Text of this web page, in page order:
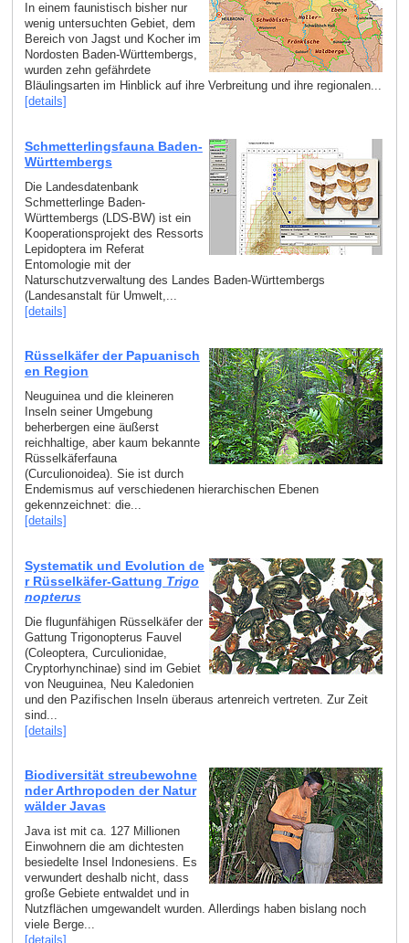
In einem faunistisch bisher nur
wenig untersuchten Gebiet, dem
Bereich von Jagst und Kocher im
Nordosten Baden-Württembergs,
wurden zehn gefährdete
Bläulingsarten im Hinblick auf ihre Verbreitung und ihre regionalen...
[details]
Schmetterlingsfauna Baden-
Württembergs
Die Landesdatenbank
Schmetterlinge Baden-
Württembergs (LDS-BW) ist ein
Kooperationsprojekt des Ressorts
Lepidoptera im Referat
Entomologie mit der
Naturschutzverwaltung des Landes Baden-Württembergs
(Landesanstalt für Umwelt,...
[details]
Rüsselkäfer der Papuanisch
en Region
Neuguinea und die kleineren
Inseln seiner Umgebung
beherbergen eine äußerst
reichhaltige, aber kaum bekannte
Rüsselkäferfauna
(Curculionoidea). Sie ist durch
Endemismus auf verschiedenen hierarchischen Ebenen
gekennzeichnet: die...
[details]
Systematik und Evolution de
r Rüsselkäfer-Gattung Trigo
nopterus
Die flugunfähigen Rüsselkäfer der
Gattung Trigonopterus Fauvel
(Coleoptera, Curculionidae,
Cryptorhynchinae) sind im Gebiet
von Neuguinea, Neu Kaledonien
und den Pazifischen Inseln überaus artenreich vertreten. Zur Zeit
sind...
[details]
Biodiversität streubewohne
nder Arthropoden der Natur
wälder Javas
Java ist mit ca. 127 Millionen
Einwohnern die am dichtesten
besiedelte Insel Indonesiens. Es
verwundert deshalb nicht, dass
große Gebiete entwaldet und in
Nutzflächen umgewandelt wurden. Allerdings haben bislang noch
viele Berge...
[details]